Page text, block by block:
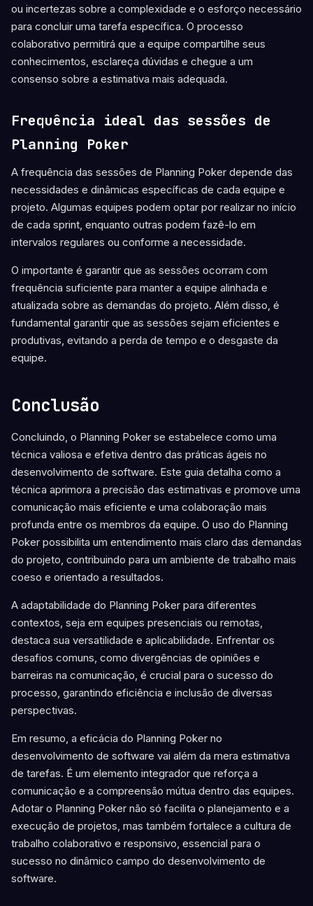
ou incertezas sobre a complexidade e o esforço necessário
para concluir uma tarefa específica. O processo
colaborativo permitirá que a equipe compartilhe seus
conhecimentos, esclareça dúvidas e chegue a um
consenso sobre a estimativa mais adequada.
Frequência ideal das sessões de
Planning Poker
A frequência das sessões de Planning Poker depende das
necessidades e dinâmicas específicas de cada equipe e
projeto. Algumas equipes podem optar por realizar no início
de cada sprint, enquanto outras podem fazê-lo em
intervalos regulares ou conforme a necessidade.
O importante é garantir que as sessões ocorram com
frequência suficiente para manter a equipe alinhada e
atualizada sobre as demandas do projeto. Além disso, é
fundamental garantir que as sessões sejam eficientes e
produtivas, evitando a perda de tempo e o desgaste da
equipe.
Conclusão
Concluindo, o Planning Poker se estabelece como uma
técnica valiosa e efetiva dentro das práticas ágeis no
desenvolvimento de software. Este guia detalha como a
técnica aprimora a precisão das estimativas e promove uma
comunicação mais eficiente e uma colaboração mais
profunda entre os membros da equipe. O uso do Planning
Poker possibilita um entendimento mais claro das demandas
do projeto, contribuindo para um ambiente de trabalho mais
coeso e orientado a resultados.
A adaptabilidade do Planning Poker para diferentes
contextos, seja em equipes presenciais ou remotas,
destaca sua versatilidade e aplicabilidade. Enfrentar os
desafios comuns, como divergências de opiniões e
barreiras na comunicação, é crucial para o sucesso do
processo, garantindo eficiência e inclusão de diversas
perspectivas.
Em resumo, a eficácia do Planning Poker no
desenvolvimento de software vai além da mera estimativa
de tarefas. É um elemento integrador que reforça a
comunicação e a compreensão mútua dentro das equipes.
Adotar o Planning Poker não só facilita o planejamento e a
execução de projetos, mas também fortalece a cultura de
trabalho colaborativo e responsivo, essencial para o
sucesso no dinâmico campo do desenvolvimento de
software.